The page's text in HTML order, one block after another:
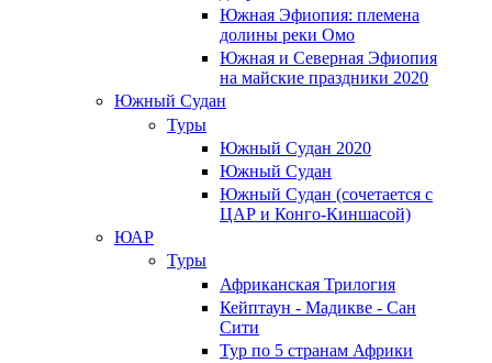
Южная Эфиопия: племена
долины реки Омо
Южная и Северная Эфиопия
на майские праздники 2020
Южный Судан
Туры
Южный Cудан 2020
Южный Cудан
Южный Судан (сочетается с
ЦАР и Конго-Киншасой)
ЮАР
Туры
Африканская Трилогия
Кейптаун - Мадикве - Сан
Сити
Тур по 5 странам Африки